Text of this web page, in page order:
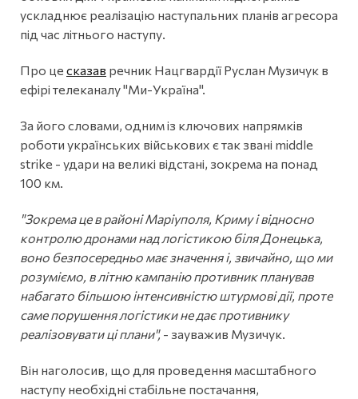
ускладнює реалізацію наступальних планів агресора
під час літнього наступу.
Про це сказав речник Нацгвардії Руслан Музичук в
ефірі телеканалу "Ми-Україна".
За його словами, одним із ключових напрямків
роботи українських військових є так звані middle
strike - удари на великі відстані, зокрема на понад
100 км.
"Зокрема це в районі Маріуполя, Криму і відносно
контролю дронами над логістикою біля Донецька,
воно безпосередньо має значення і, звичайно, що ми
розуміємо, в літню кампанію противник планував
набагато більшою інтенсивністю штурмові дії, проте
саме порушення логістики не дає противнику
реалізовувати ці плани", - зауважив Музичук.
Він наголосив, що для проведення масштабного
наступу необхідні стабільне постачання,